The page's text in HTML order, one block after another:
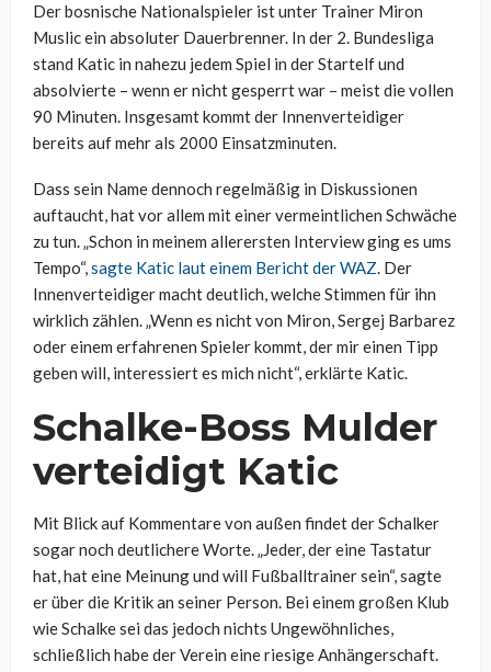
Der bosnische Nationalspieler ist unter Trainer Miron
Muslic ein absoluter Dauerbrenner. In der 2. Bundesliga
stand Katic in nahezu jedem Spiel in der Startelf und
absolvierte – wenn er nicht gesperrt war – meist die vollen
90 Minuten. Insgesamt kommt der Innenverteidiger
bereits auf mehr als 2000 Einsatzminuten.
Dass sein Name dennoch regelmäßig in Diskussionen
auftaucht, hat vor allem mit einer vermeintlichen Schwäche
zu tun. „Schon in meinem allerersten Interview ging es ums
Tempo“,sagte Katic laut einem Bericht der WAZ. Der
Innenverteidiger macht deutlich, welche Stimmen für ihn
wirklich zählen. „Wenn es nicht von Miron, Sergej Barbarez
oder einem erfahrenen Spieler kommt, der mir einen Tipp
geben will, interessiert es mich nicht“, erklärte Katic.
Schalke-Boss Mulder
verteidigt Katic
Mit Blick auf Kommentare von außen findet der Schalker
sogar noch deutlichere Worte. „Jeder, der eine Tastatur
hat, hat eine Meinung und will Fußballtrainer sein“, sagte
er über die Kritik an seiner Person. Bei einem großen Klub
wie Schalke sei das jedoch nichts Ungewöhnliches,
schließlich habe der Verein eine riesige Anhängerschaft.